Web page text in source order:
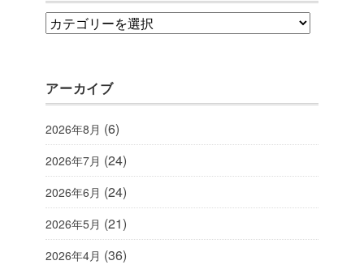
category
アーカイブ
2026年8月 (6)
2026年7月 (24)
2026年6月 (24)
2026年5月 (21)
2026年4月 (36)